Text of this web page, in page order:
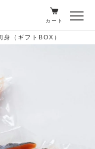
カート
身（ギフトBOX）